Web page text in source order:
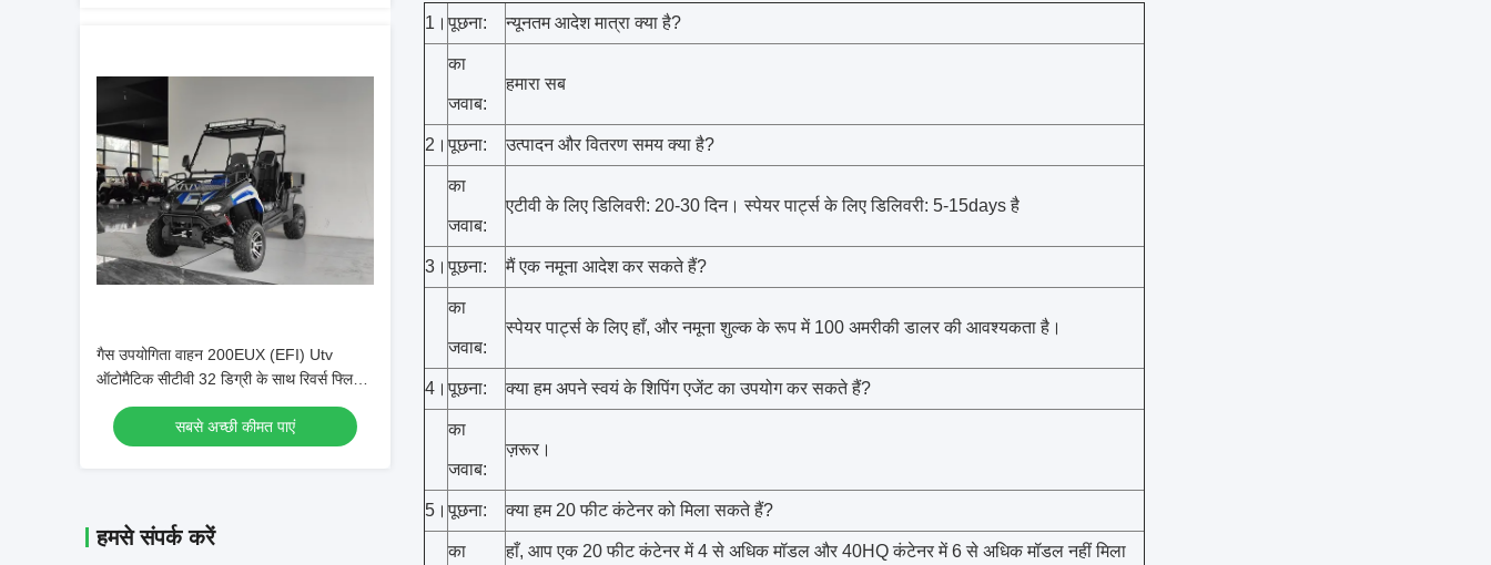
गैस उपयोगिता वाहन 200EUX (EFI) Utv
ऑटोमैटिक सीटीवी 32 डिग्री के साथ रिवर्स फ्लिप
डाउन के साथ
सबसे अच्छी कीमत पाएं
हमसे संपर्क करें
1। पूछना: न्यूनतम आदेश मात्रा क्या है?
का
जवाब:
हमारा सब
2। पूछना: उत्पादन और वितरण समय क्या है?
का
जवाब:
एटीवी के लिए डिलिवरी: 20-30 दिन। स्पेयर पार्ट्स के लिए डिलिवरी: 5-15days है
3। पूछना: मैं एक नमूना आदेश कर सकते हैं?
का
जवाब:
स्पेयर पार्ट्स के लिए हाँ, और नमूना शुल्क के रूप में 100 अमरीकी डालर की आवश्यकता है।
4। पूछना: क्या हम अपने स्वयं के शिपिंग एजेंट का उपयोग कर सकते हैं?
का
जवाब:
ज़रूर।
5। पूछना: क्या हम 20 फीट कंटेनर को मिला सकते हैं?
का हाँ, आप एक 20 फीट कंटेनर में 4 से अधिक मॉडल और 40HQ कंटेनर में 6 से अधिक मॉडल नहीं मिला